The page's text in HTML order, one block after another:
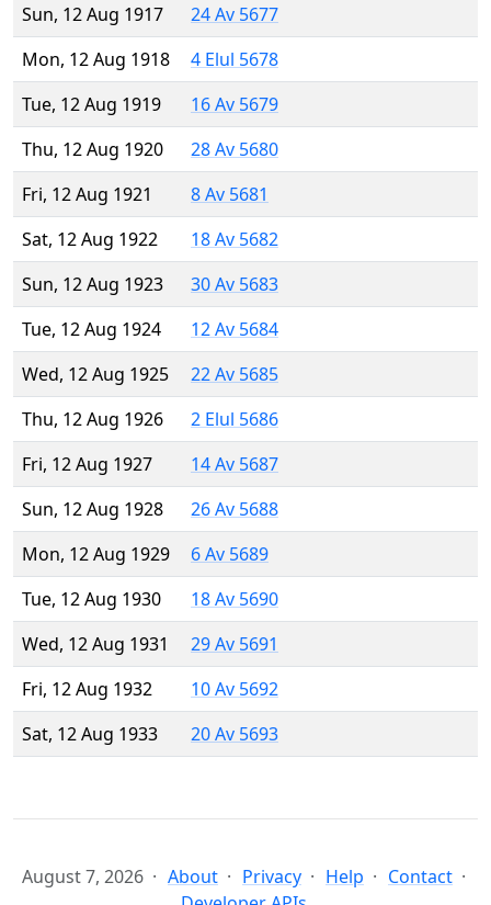
Sun, 12 Aug 1917
24 Av 5677
Mon, 12 Aug 1918
4 Elul 5678
Tue, 12 Aug 1919
16 Av 5679
Thu, 12 Aug 1920
28 Av 5680
Fri, 12 Aug 1921
8 Av 5681
Sat, 12 Aug 1922
18 Av 5682
Sun, 12 Aug 1923
30 Av 5683
Tue, 12 Aug 1924
12 Av 5684
Wed, 12 Aug 1925
22 Av 5685
Thu, 12 Aug 1926
2 Elul 5686
Fri, 12 Aug 1927
14 Av 5687
Sun, 12 Aug 1928
26 Av 5688
Mon, 12 Aug 1929
6 Av 5689
Tue, 12 Aug 1930
18 Av 5690
Wed, 12 Aug 1931
29 Av 5691
Fri, 12 Aug 1932
10 Av 5692
Sat, 12 Aug 1933
20 Av 5693
August 7, 2026 About Privacy Help
Contact